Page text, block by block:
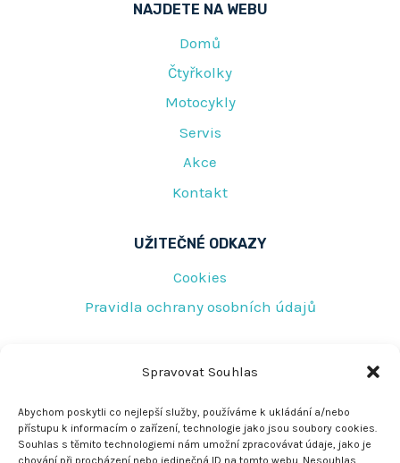
Spravovat Souhlas
Abychom poskytli co nejlepší služby, používáme k ukládání a/nebo
přístupu k informacím o zařízení, technologie jako jsou soubory cookies.
Souhlas s těmito technologiemi nám umožní zpracovávat údaje, jako je
chování při procházení nebo jedinečná ID na tomto webu. Nesouhlas
NAJDETE NA WEBU
Domů
Čtyřkolky
Motocykly
Servis
Akce
Kontakt
UŽITEČNÉ ODKAZY
Cookies
Pravidla ochrany osobních údajů
Tovární 219
Jeseník 790 01